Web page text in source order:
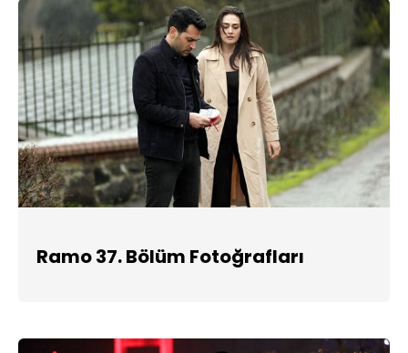
Ramo 37. Bölüm Fotoğrafları